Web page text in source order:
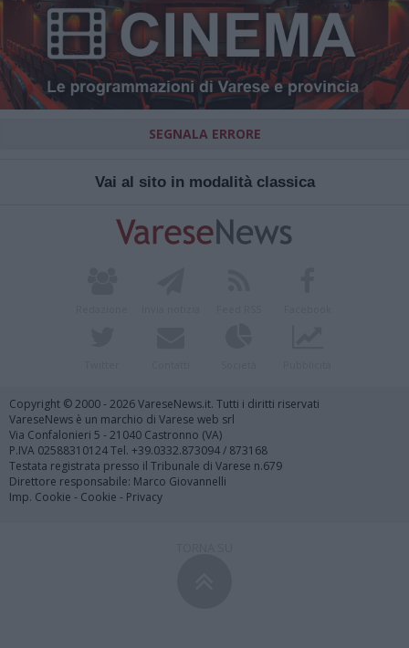
SEGNALA ERRORE
Vai al sito in modalità classica
Copyright © 2000 - 2026 VareseNews.it. Tutti i diritti riservati
VareseNews è un marchio di Varese web srl
Via Confalonieri 5 - 21040 Castronno (VA)
P.IVA 02588310124 Tel. +39.0332.873094 / 873168
Testata registrata presso il Tribunale di Varese n.679
Direttore responsabile: Marco Giovannelli
Imp. Cookie - Cookie - Privacy